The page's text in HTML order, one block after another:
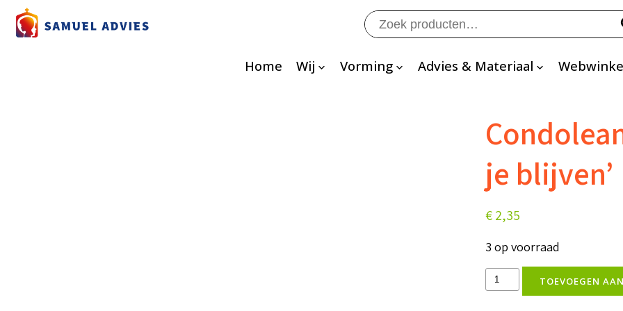
Zoeken
naar:
Home Wij Vorming Advies & Materiaal
je blijven’
€2,35
3 op voorraad
Condoleance:TOEVOEGEN